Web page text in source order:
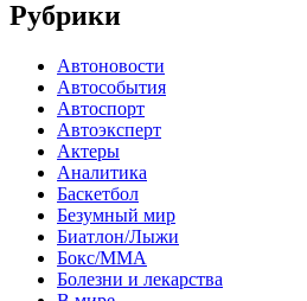
Рубрики
Автоновости
Автособытия
Автоспорт
Автоэксперт
Актеры
Аналитика
Баскетбол
Безумный мир
Биатлон/Лыжи
Бокс/MMA
Болезни и лекарства